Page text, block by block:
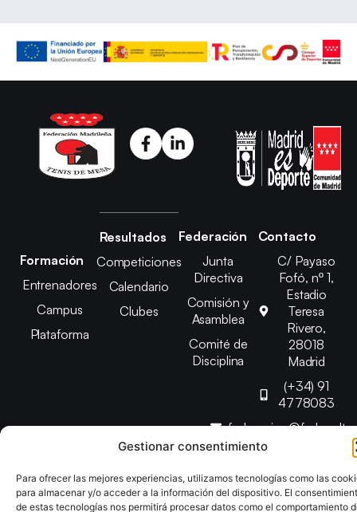
Gestionar consentimiento
Para ofrecer las mejores experiencias, utilizamos tecnologías como las
para almacenar y/o acceder a la información del dispositivo. El
de estas tecnologías nos permitirá procesar datos como el comportamiento
Formación
Entrenadores
Campus
Plataforma
Resultados
Competiciones
Calendario
Clubes
Federación
Junta
Directiva
Comisión y
Asamblea
Comité de
Disciplina
Contacto
C/ Payaso
Fofó, nº 1,
Estadio
Teresa
Rivero,
28018
Madrid
(+34) 91
4778083
Copyright © 2025 Federación Madrileña de Tenis de Mesa |
Desarrollado porTOOOLS